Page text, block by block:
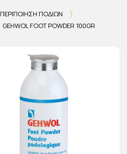
ΠΕΡΙΠΟΊΗΣΗ ΠΟΔΙΏΝ
GEHWOL FOOT POWDER 100GR